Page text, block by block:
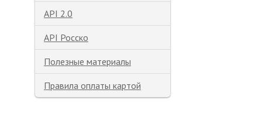
API 2.0
API Росско
Полезные материалы
Правила оплаты картой